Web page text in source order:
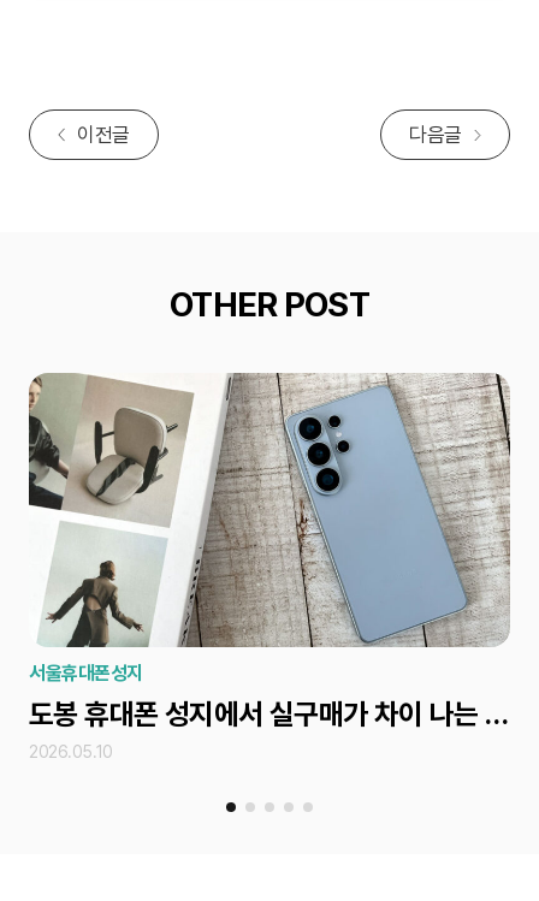
이전글 다음글
OTHER POST
서울휴대폰성지
도봉 휴대폰 성지에서 실구매가 차이 나는 조건 확인법
2026.05.10